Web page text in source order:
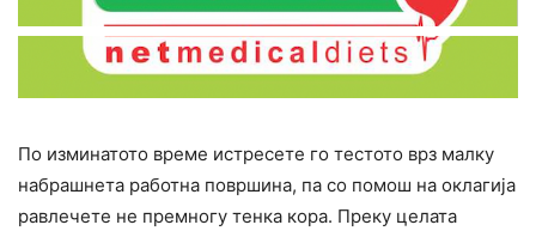
По изминатото време истресете го тестото врз малку
набрашнета работна површина, па со помош на оклагија
равлечете не премногу тенка кора. Преку целата